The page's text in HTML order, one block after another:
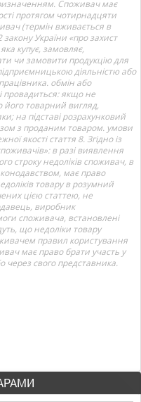
Споживач має
протягом чотирнадцяти
(термін вживається в
закону України «про захист
купує, замовляє,
чи замовити продукцію для
діяльністю або
обмін або
провадиться: якщо не
товарний вигляд,
на підставі розрахунковий
з проданим товаром. умови
якості стаття 8. Згідно із
в разі виявлення
строку недоліків споживач, в
має право
товару в розумний
цією статтею, не
виробник
споживача, встановлені
що недоліки товару
правил користування
має право брати участь у
через свого представника.